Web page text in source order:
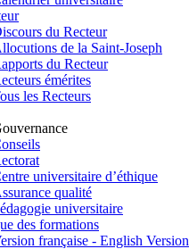
du Recteur
de la Saint-Joseph
du Recteur
émérites
les Recteurs
universitaire d’éthique
qualité
universitaire
des formations
française - English Version